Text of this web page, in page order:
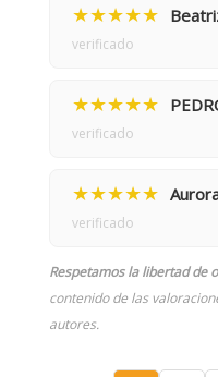
★★★★★
verificado
★★★★★
verificado
★★★★★
verificado
Respetamos la libertad de
contenido de las
autores.